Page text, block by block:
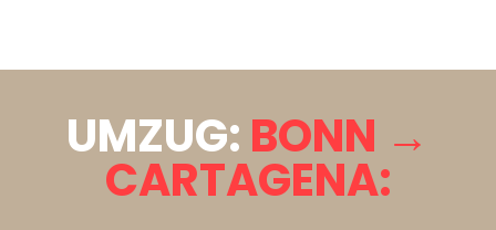
UMZUG: BONN →
CARTAGENA: